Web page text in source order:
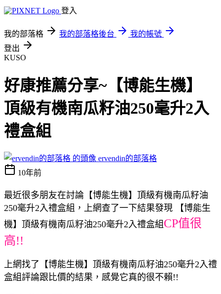
登入
我的部落格 我的部落格後台
我的帳號
登出
KUSO
好康推薦分享~【博能生機】
頂級有機南瓜籽油250毫升2入
禮盒組
ervendin的部落格
10年前
最近很多朋友在討論【博能生機】頂級有機南瓜籽油
250毫升2入禮盒組，上網查了一下結果發現 【博能生
機】頂級有機南瓜籽油250毫升2入禮盒組 CP值很
高!!
上網找了【博能生機】頂級有機南瓜籽油250毫升2入禮
盒組評論跟比價的結果，感覺它真的很不賴!!